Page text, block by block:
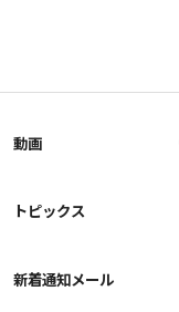
動画
トピックス
新着通知メール